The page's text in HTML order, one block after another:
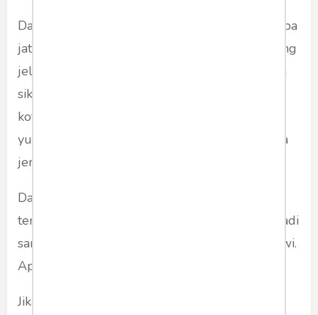
Dalam banyak tulisan yang saya baca, ia tiba-tiba
jatuh harga sebagaimana Gatot Nurmantyo yang
jelas tak lagi punya masa depan politik. Karena
sikap ketergesaannya, hingga harus bermain
kotor terlalu dini. Mosok iya, ia tak belajar dari
yuniornya itu? Sedemikian rendahnya cara para
jendral berpolitik...
Dalam hal ini, terlihat sekali bahwa sasaran
tembak sebenarnya adalah Jokowi. Akan menjadi
sangat penting melihat bagaimana reaksi Jokowi.
Apapun reaksi Jokowi akan bernilai negatif.
Jika ia membela Moeldoko, akan dianggap ia